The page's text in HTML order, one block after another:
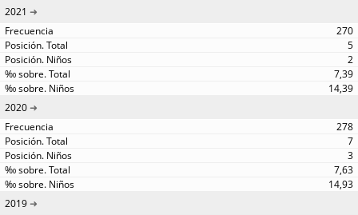
2021
270
5
2
7,39
14,39
2020
278
7
3
7,63
14,93
2019